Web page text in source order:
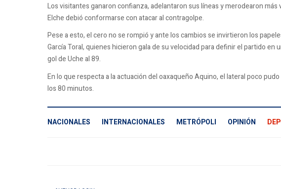
Los visitantes ganaron confianza, adelantaron sus líneas y merodearon
Elche debió conformarse con atacar al contragolpe.
Pese a esto, el cero no se rompió y ante los cambios se invirtieron los
García Toral, quienes hicieron gala de su velocidad para definir el partido en
gol de Uche al 89.
En lo que respecta a la actuación del oaxaqueño Aquino, el lateral poco
los 80 minutos.
NACIONALES INTERNACIONALES METRÓPOLI OPINIÓN